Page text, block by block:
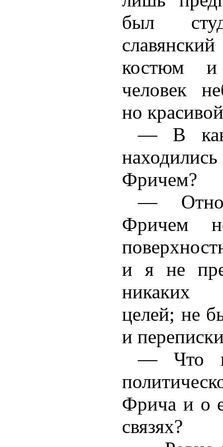
был
костюм
человек
но
— В
Фричем?
—
Фричем
и я не
никаких
целей; не
и
— Что
Фрича и о
связях?